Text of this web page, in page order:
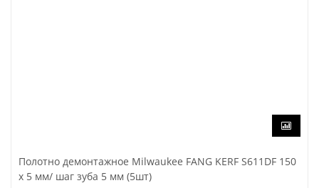
Полотно демонтажное Milwaukee FANG KERF S611DF 150
x 5 мм/ шаг зуба 5 мм (5шт)